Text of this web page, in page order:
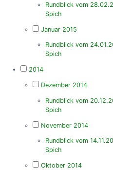
Rundblick vom
Spich
Januar 2015
Rundblick vom
Spich
2014
Dezember 2014
Rundblick vom
Spich
November 2014
Rundblick vom
Spich
Oktober 2014